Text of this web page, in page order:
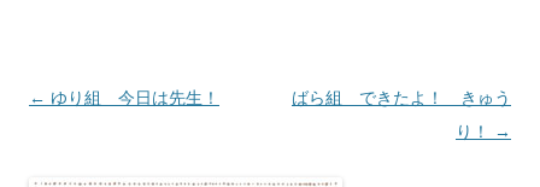
投
← ゆり組 今日は先生！
ばら組 できたよ！ きゅう
り！
→